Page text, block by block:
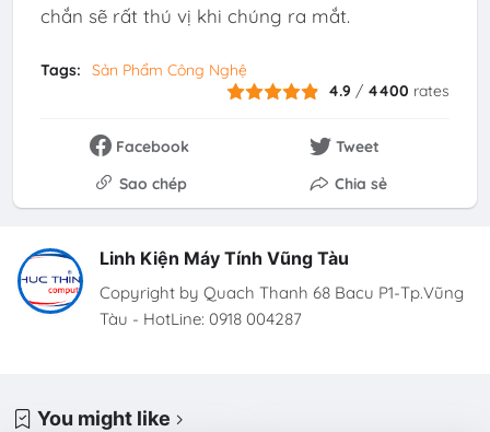
chắn sẽ rất thú vị khi chúng ra mắt.
Tags:
Sản Phẩm Công Nghệ
4.9 / 4400 rates
Facebook
Tweet
Sao chép
Chia sẻ
Linh Kiện Máy Tính Vũng Tàu
Copyright by Quach Thanh 68 Bacu P1-Tp.Vũng
Tàu - HotLine: 0918 004287
You might like